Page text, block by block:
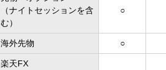
（ナイトセッションを含
む）
○
海外先物 ○
楽天FX